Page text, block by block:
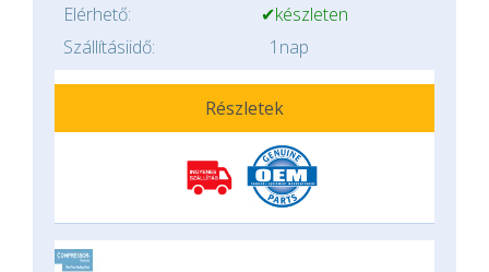
Elérhető:
✔készleten
Szállításiidő:
1nap
Részletek